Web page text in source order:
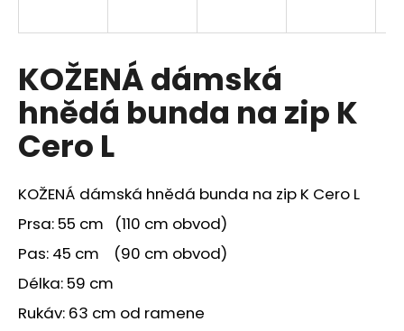
KOŽENÁ dámská
hnědá bunda na zip K
Cero L
KOŽENÁ dámská hnědá bunda na zip K Cero L
Prsa: 55 cm (110 cm obvod)
Pas: 45 cm (90 cm obvod)
Délka: 59 cm
Rukáv: 63 cm od ramene
í
t
?